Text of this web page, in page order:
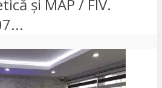
și MAP / FIV.